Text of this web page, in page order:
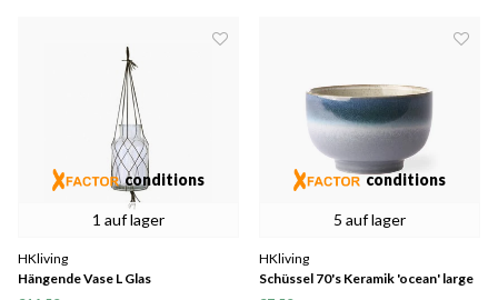
1 auf lager
conditions
HKliving
Hängende Vase L Glas
5 auf lager
conditions
HKliving
Schüssel 70's Keramik 'ocean' large